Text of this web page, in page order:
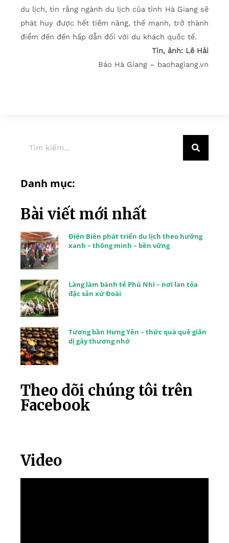
du lịch, tin rằng ngành du lịch của tỉnh Hà Giang sẽ
phát huy được hết tiềm năng, thế mạnh, trở thành
điểm đến đến hấp dẫn đối với du khách quốc tế.
Tin, ảnh: Lê Hải
Báo Hà Giang – baohagiang.vn
Danh mục:
Bài viết mới nhất
Điện Biên phát triển du lịch theo hướng
xanh – thông minh – bền vững
Làng làm bánh tẻ Phú Nhi – nơi lan tỏa
đặc sản xứ Đoài
Tương bần Hưng Yên – thức quà quê giản
dị gây thương nhớ
Theo dõi chúng tôi trên
Facebook
Video